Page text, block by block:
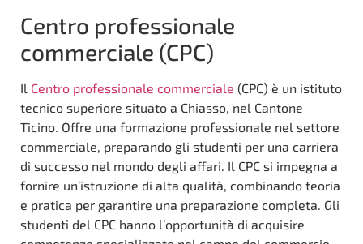
Centro professionale
commerciale (CPC)
Il Centro professionale commerciale (CPC) è un istituto
tecnico superiore situato a Chiasso, nel Cantone
Ticino. Offre una formazione professionale nel settore
commerciale, preparando gli studenti per una carriera
di successo nel mondo degli affari. Il CPC si impegna a
fornire un’istruzione di alta qualità, combinando teoria
e pratica per garantire una preparazione completa. Gli
studenti del CPC hanno l’opportunità di acquisire